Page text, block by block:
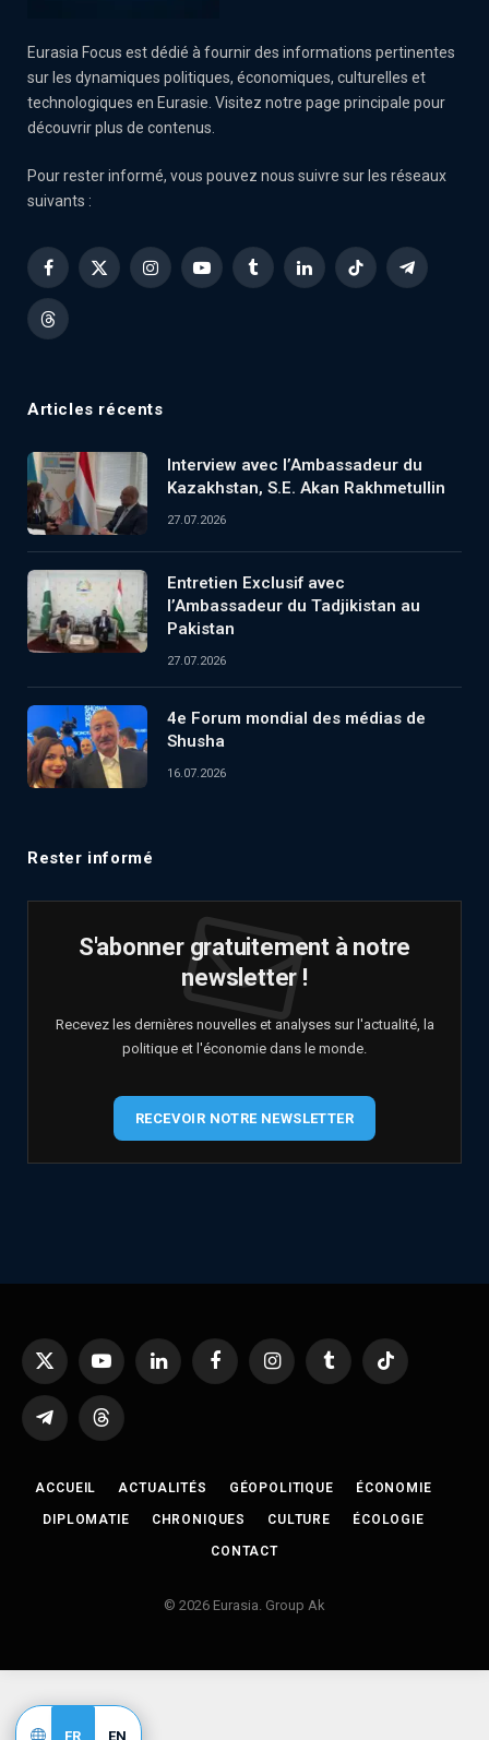
Eurasia Focus est dédié à fournir des informations pertinentes
sur les dynamiques politiques, économiques, culturelles et
technologiques en Eurasie. Visitez notre page principale pour
découvrir plus de contenus.
Pour rester informé, vous pouvez nous suivre sur les réseaux
suivants :
Facebook
X
InstagramYouTubeTumblrLinkedInTikTok Telegram
Threads
Articles récents
Interview avec l’Ambassadeur du
Kazakhstan, S.E. Akan Rakhmetullin
27.07.2026
Entretien Exclusif avec
l’Ambassadeur du Tadjikistan au
Pakistan
27.07.2026
4e Forum mondial des médias de
Shusha
16.07.2026
Rester informé
S'abonner gratuitement à notre
newsletter !
Recevez les dernières nouvelles et analyses sur l'actualité, la
politique et l'économie dans le monde.
RECEVOIR NOTRE NEWSLETTER
X
YouTubeLinkedIn FacebookInstagramTumblr TikTok
TelegramThreads
ACCUEIL ACTUALITÉS GÉOPOLITIQUE ÉCONOMIE
DIPLOMATIE CHRONIQUES CULTURE ÉCOLOGIE
CONTACT
© 2026 Eurasia. Group Ak
FR EN